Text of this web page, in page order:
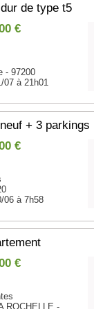
de type t5
€
- 97200
07 à 21h01
+ 3 parkings
€
06 à 7h58
€
ROCHELLE -